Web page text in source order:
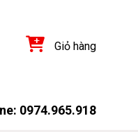
Giỏ hàng
0974.965.918